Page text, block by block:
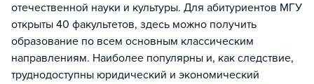
отечественной науки и культуры. Для абитуриентов МГУ
открыты 40 факультетов, здесь можно получить
образование по всем основным классическим
направлениям. Наиболее популярны и, как следствие,
труднодоступны юридический и экономический